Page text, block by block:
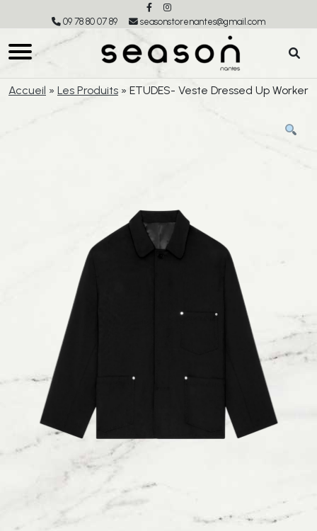
09 78 80 07 89 seasonstorenantes@gmail.com
Accueil » Les Produits » ETUDES- Veste Dressed Up Worker